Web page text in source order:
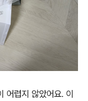
어렵지 않았어요. 이